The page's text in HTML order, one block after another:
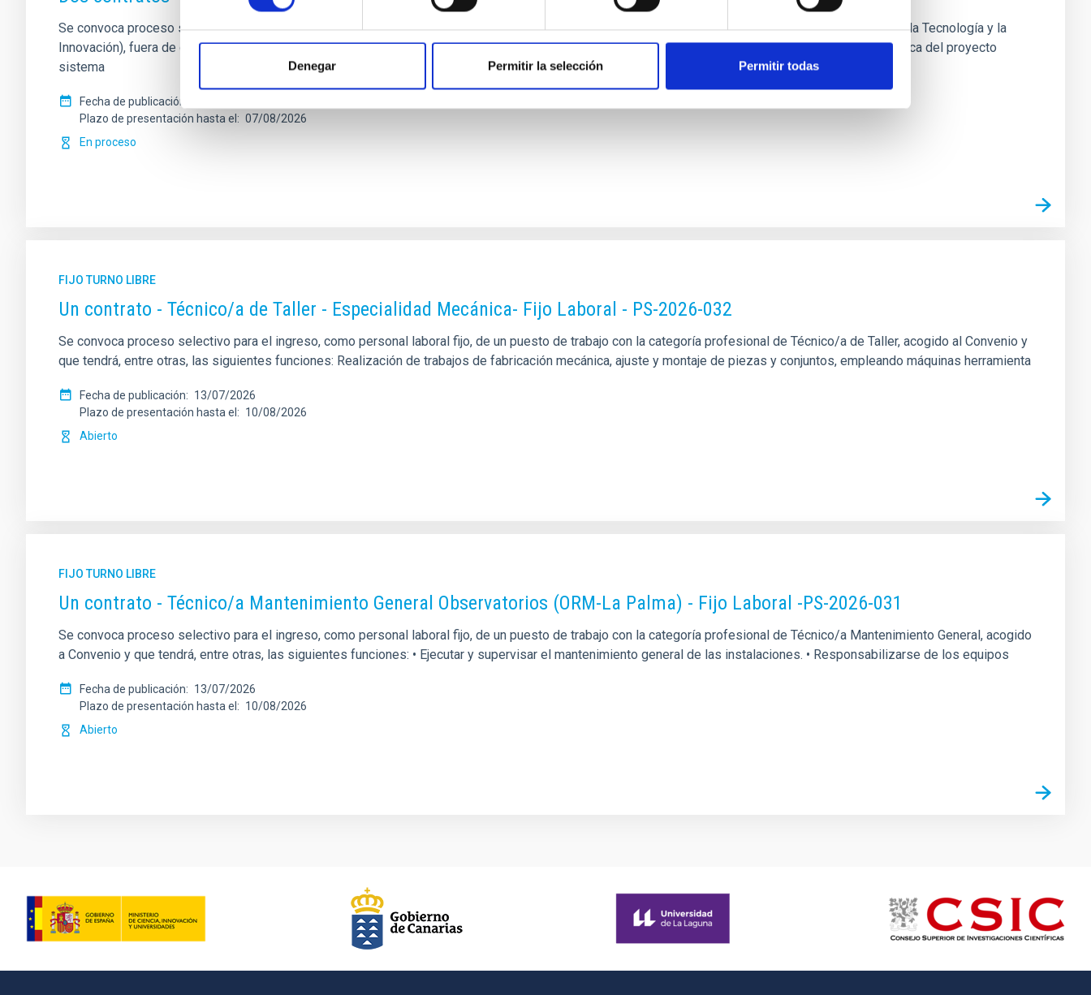
Denegar Permitir la selección Permitir todas
Se convoca proceso selectivo para formalizar un contrato laboral de duración indefinida (Artículo 23bis de la Ley 14/2011, de 1 de junio, de la Ciencia, la Tecnología y la
Innovación), fuera de convenio, por el sistema general de acceso libre y que tendrá, entre otras, las siguientes funciones: Dentro del equipo de mecánica del proyecto
sistema
Fecha de publicación
Plazo de presentación hasta el
07/08/2026
En proceso
FIJO TURNO LIBRE
Un contrato - Técnico/a de Taller - Especialidad Mecánica- Fijo Laboral - PS-2026-032
Se convoca proceso selectivo para el ingreso, como personal laboral fijo, de un puesto de trabajo con la categoría profesional de Técnico/a de Taller, acogido al Convenio y
que tendrá, entre otras, las siguientes funciones: Realización de trabajos de fabricación mecánica, ajuste y montaje de piezas y conjuntos, empleando máquinas herramienta
Fecha de publicación
13/07/2026
Plazo de presentación hasta el
10/08/2026
Abierto
FIJO TURNO LIBRE
Un contrato - Técnico/a Mantenimiento General Observatorios (ORM-La Palma) - Fijo Laboral -PS-2026-031
Se convoca proceso selectivo para el ingreso, como personal laboral fijo, de un puesto de trabajo con la categoría profesional de Técnico/a Mantenimiento General, acogido
a Convenio y que tendrá, entre otras, las siguientes funciones: • Ejecutar y supervisar el mantenimiento general de las instalaciones. • Responsabilizarse de los equipos
Fecha de publicación
13/07/2026
Plazo de presentación hasta el
10/08/2026
Abierto